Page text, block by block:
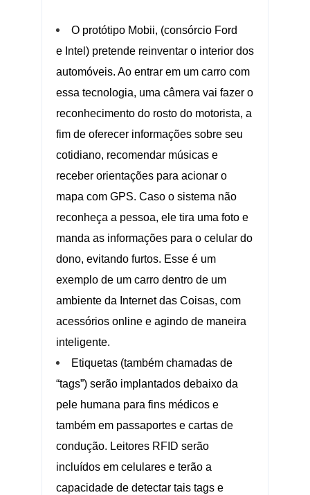
O protótipo Mobii, (consórcio Ford
e Intel) pretende reinventar o interior dos
automóveis. Ao entrar em um carro com
essa tecnologia, uma câmera vai fazer o
reconhecimento do rosto do motorista, a
fim de oferecer informações sobre seu
cotidiano, recomendar músicas e
receber orientações para acionar o
mapa com GPS. Caso o sistema não
reconheça a pessoa, ele tira uma foto e
manda as informações para o celular do
dono, evitando furtos. Esse é um
exemplo de um carro dentro de um
ambiente da Internet das Coisas, com
acessórios online e agindo de maneira
inteligente.
Etiquetas (também chamadas de
“tags”) serão implantados debaixo da
pele humana para fins médicos e
também em passaportes e cartas de
condução. Leitores RFID serão
incluídos em celulares e terão a
capacidade de detectar tais tags e